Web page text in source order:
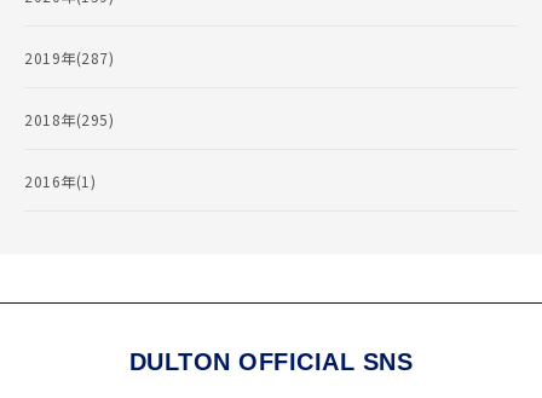
2019年(287)
2018年(295)
2016年(1)
DULTON OFFICIAL SNS